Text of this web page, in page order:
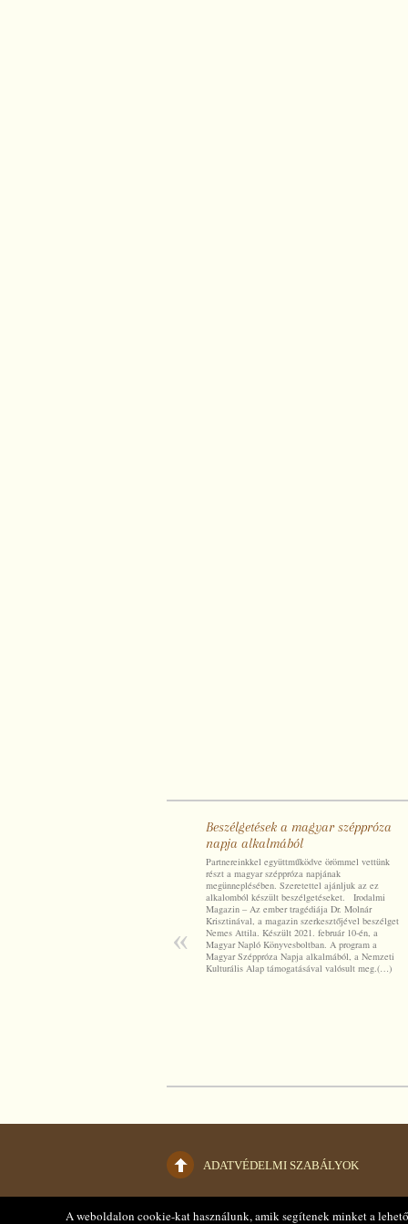
Beszélgetések a magyar széppróza
napja alkalmából
Partnereinkkel együttműködve örömmel vettünk
részt a magyar széppróza napjának
megünneplésében. Szeretettel ajánljuk az ez
alkalomból készült beszélgetéseket. Irodalmi
Magazin – Az ember tragédiája Dr. Molnár
Krisztinával, a magazin szerkesztőjével beszélget
Nemes Attila. Készült 2021. február 10-én, a
Magyar Napló Könyvesboltban. A program a
Magyar Széppróza Napja alkalmából, a Nemzeti
Kulturális Alap támogatásával valósult meg.(…)
«
ADATVÉDELMI SZABÁLYOK
A weboldalon cookie-kat használunk, amik segítenek minket a